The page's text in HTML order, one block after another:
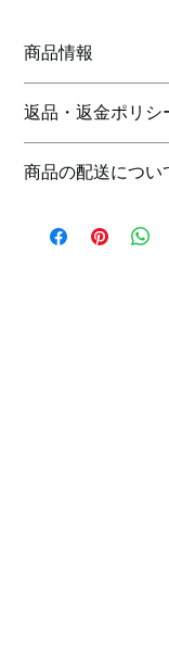
商品情報
明に加え、商品の特
しましょう。
返品・返金ポリシ
満足しなかった場合
だけます。
商品の配送につい
する情報を入力して